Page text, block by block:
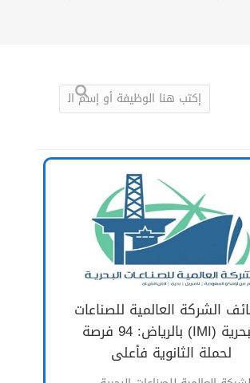
الشركة العالمية للصناعات
البحرية (IMI) بالرياض: 94 فرصة
لحملة الثانوية فأعلى